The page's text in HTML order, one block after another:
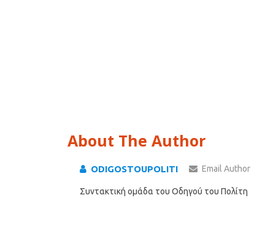
About The Author
ODIGOSTOUPOLITI Email Author
Συντακτική ομάδα του Οδηγού του Πολίτη